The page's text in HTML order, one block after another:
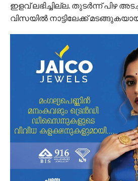
ഇളവ് ലഭിച്ചില്ല. തുടർന്ന് പിഴ
വിസയിൽ നാട്ടിലേക്ക്